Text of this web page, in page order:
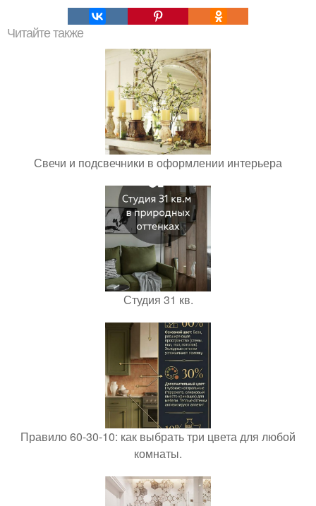
Читайте также
Свечи и подсвечники в оформлении интерьера
Студия 31 кв.
Правило 60-30-10: как выбрать три цвета для любой
комнаты.